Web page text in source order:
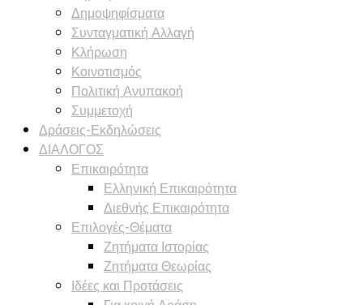
Δημοψηφίσματα
Συνταγματική Αλλαγή
Κλήρωση
Κοινοτισμός
Πολιτική Ανυπακοή
Συμμετοχή
Δράσεις-Εκδηλώσεις
ΔΙΑΛΟΓΟΣ
Επικαιρότητα
Ελληνική Επικαιρότητα
Διεθνής Επικαιρότητα
Επιλογές-Θέματα
Ζητήματα Ιστορίας
Ζητήματα Θεωρίας
Ιδέες και Προτάσεις